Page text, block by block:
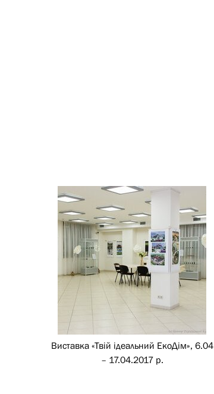
Виставка «Твій ідеальний ЕкоДім», 6.04
– 17.04.2017 р.